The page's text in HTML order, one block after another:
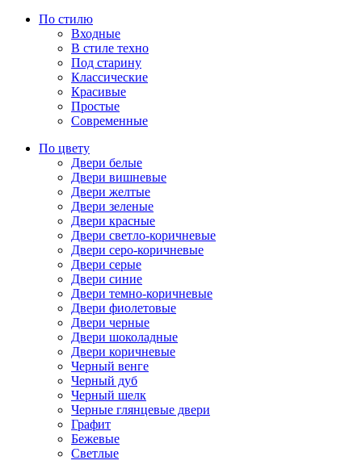
По стилю
Входные
В стиле техно
Под старину
Классические
Красивые
Простые
Современные
По цвету
Двери белые
Двери вишневые
Двери желтые
Двери зеленые
Двери красные
Двери светло-коричневые
Двери серо-коричневые
Двери серые
Двери синие
Двери темно-коричневые
Двери фиолетовые
Двери черные
Двери шоколадные
Двери коричневые
Черный венге
Черный дуб
Черный шелк
Черные глянцевые двери
Графит
Бежевые
Светлые